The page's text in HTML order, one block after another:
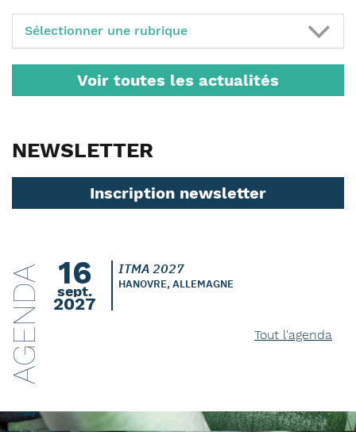
Sélectionner une rubrique
Voir toutes les actualités
NEWSLETTER
Inscription newsletter
AGENDA 16
sept.
2027
ITMA 2027
HANOVRE, ALLEMAGNE
Tout l'agenda